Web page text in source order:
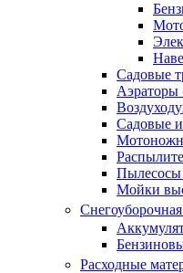
Садовые
Аэраторы
Садовые
Мойки
Расходные